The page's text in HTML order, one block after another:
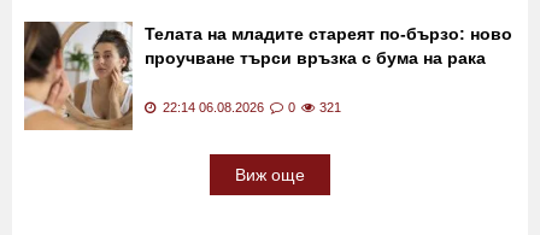
Телата на младите стареят по-бързо: ново
проучване търси връзка с бума на рака
22:14 06.08.2026 0 321
Виж още